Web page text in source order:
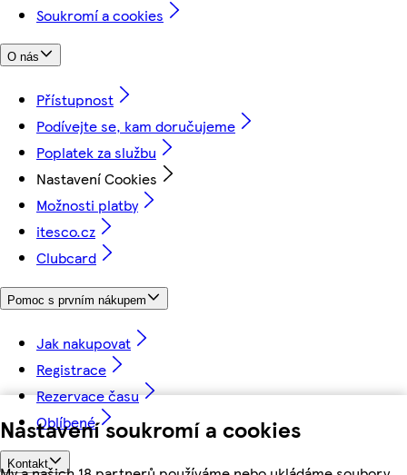
Nastavení soukromí a cookies
Soukromí a cookies
O nás
Přístupnost
Podívejte se, kam doručujeme
Poplatek za službu
Nastavení Cookies
Možnosti platby
itesco.cz
Clubcard
Pomoc s prvním nákupem
Jak nakupovat
Registrace
Rezervace času
Oblíbené
Kontakt